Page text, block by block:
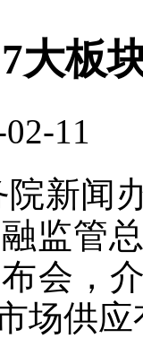
大板
11
院新闻
监管
会，
场供